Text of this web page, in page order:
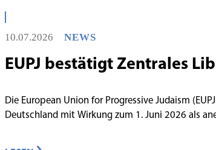
10.07.2026 NEWS
EUPJ bestätigt Zentrales
Die European Union for Progressive Judaism
Deutschland mit Wirkung zum 1. Juni 2026 als